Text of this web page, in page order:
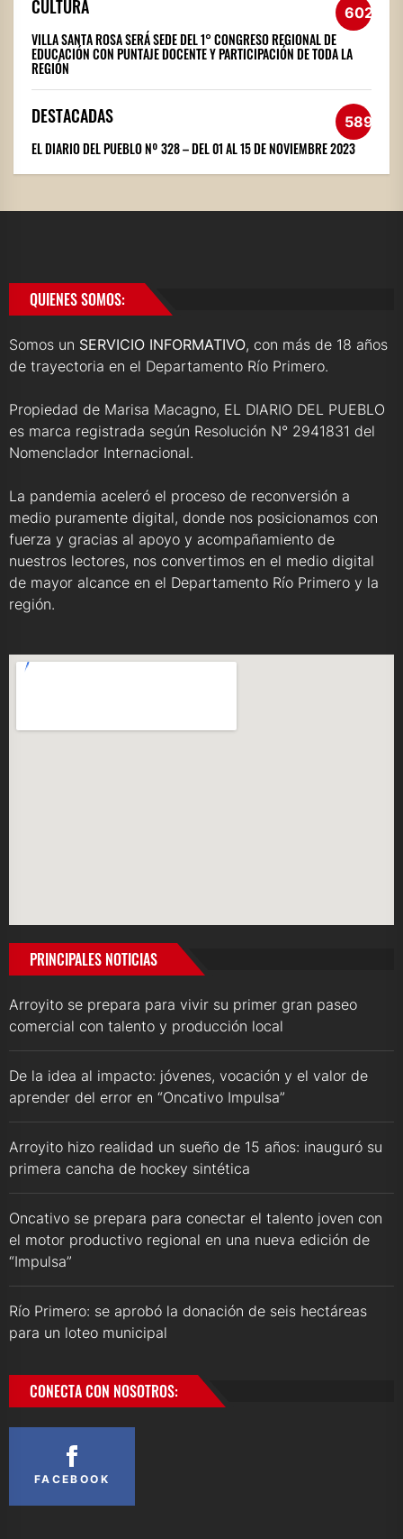
CULTURA 602
VILLA SANTA ROSA SERÁ SEDE DEL 1° CONGRESO REGIONAL DE
EDUCACIÓN CON PUNTAJE DOCENTE Y PARTICIPACIÓN DE TODA LA
REGIÓN
DESTACADAS 589
EL DIARIO DEL PUEBLO Nº 328 – DEL 01 AL 15 DE NOVIEMBRE 2023
QUIENES SOMOS:
Somos un SERVICIO INFORMATIVO, con más de 18 años
de trayectoria en el Departamento Río Primero.
Propiedad de Marisa Macagno, EL DIARIO DEL PUEBLO
es marca registrada según Resolución N° 2941831 del
Nomenclador Internacional.
La pandemia aceleró el proceso de reconversión a
medio puramente digital, donde nos posicionamos con
fuerza y gracias al apoyo y acompañamiento de
nuestros lectores, nos convertimos en el medio digital
de mayor alcance en el Departamento Río Primero y la
región.
PRINCIPALES NOTICIAS
Arroyito se prepara para vivir su primer gran paseo
comercial con talento y producción local
De la idea al impacto: jóvenes, vocación y el valor de
aprender del error en “Oncativo Impulsa”
Arroyito hizo realidad un sueño de 15 años: inauguró su
primera cancha de hockey sintética
Oncativo se prepara para conectar el talento joven con
el motor productivo regional en una nueva edición de
“Impulsa”
Río Primero: se aprobó la donación de seis hectáreas
para un loteo municipal
CONECTA CON NOSOTROS:
FACEBOOK